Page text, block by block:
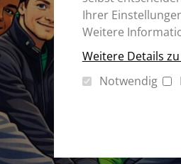
Ihrer
Weitere
Weitere Details
Notwendig